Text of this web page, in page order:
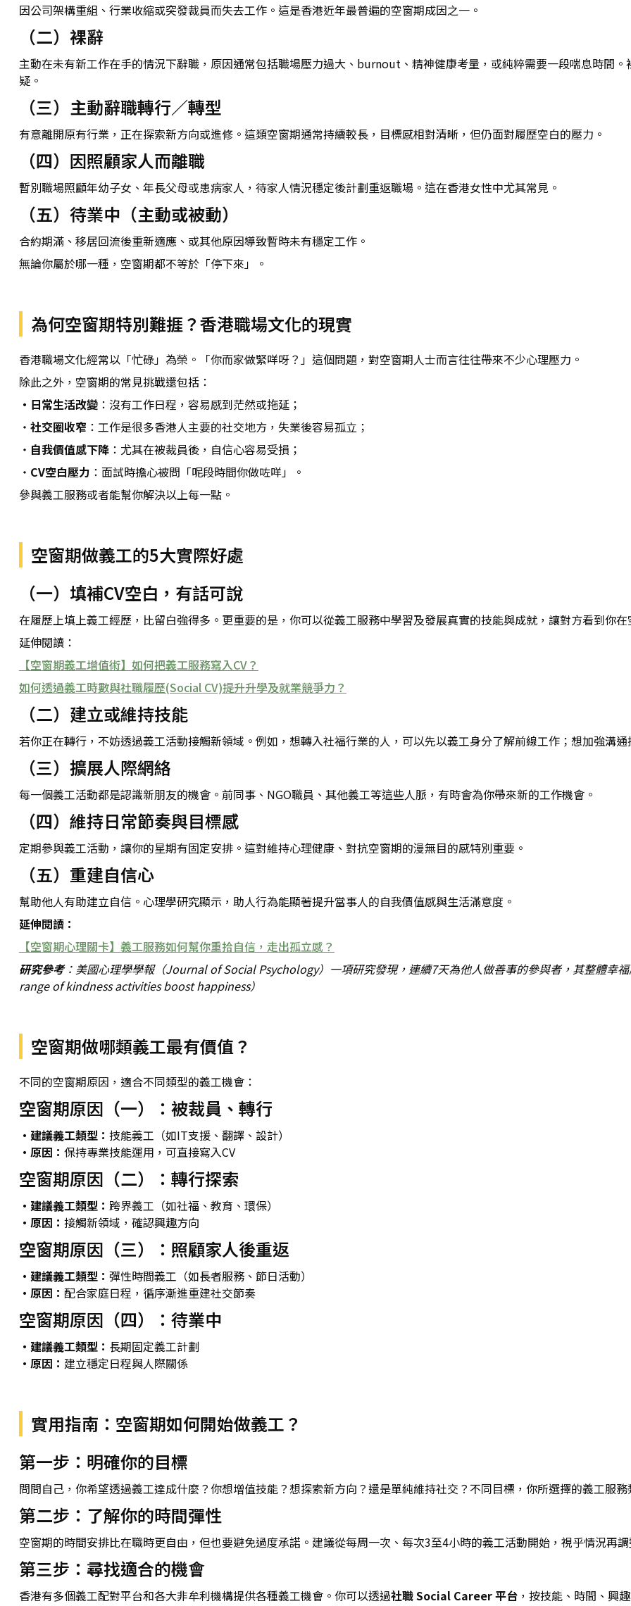
因公司架構重組、行業收縮或突發裁員而失去工作。這是香港近年最普遍的空窗期成因之一。
（二）裸辭
主動在未有新工作在手的情況下辭職，原因通常包括職場壓力過大、burnout、精神健康考量，或純粹需要一段喘息時間
疑。
（三）主動辭職轉行／轉型
有意離開原有行業，正在探索新方向或進修。這類空窗期通常持續較長，目標感相對清晰，但仍面對履歷空白的壓力。
（四）因照顧家人而離職
暫別職場照顧年幼子女、年長父母或患病家人，待家人情況穩定後計劃重返職場。這在香港女性中尤其常見。
（五）待業中（主動或被動）
合約期滿、移居回流後重新適應、或其他原因導致暫時未有穩定工作。
無論你屬於哪一種，空窗期都不等於「停下來」。
為何空窗期特別難捱？香港職場文化的現實
香港職場文化經常以「忙碌」為榮。「你而家做緊咩呀？」這個問題，對空窗期人士而言往往帶來不少心理壓力。
除此之外，空窗期的常見挑戰還包括：
・日常生活改變：沒有工作日程，容易感到茫然或拖延；
・ 社交圈收窄 ：工作是很多香港人主要的社交地方，失業後容易孤立；
・ 自我價值感下降：尤其在被裁員後，自信心容易受損；
・ CV空白壓力 ：面試時擔心被問「呢段時間你做咗咩」。
參與義工服務或者能幫你解決以上每一點。
空窗期做義工的5大實際好處
（一）填補CV空白，有話可說
在履歷上填上義工經歷，比留白強得多。更重要的是，你可以從義工服務中學習及發展真實的技能與成就，讓對方看到你
延伸閱讀：
【空窗期義工增值術】如何把義工服務寫入CV？
如何透過義工時數與社職履歷(Social CV)提升升學及就業競爭力？
（二）建立或維持技能
若你正在轉行，不妨透過義工活動接觸新領域。例如，想轉入社福行業的人，可以先以義工身分了解前線工作；想加強溝
（三）擴展人際網絡
每一個義工活動都是認識新朋友的機會。前同事、NGO職員、其他義工等這些人脈，有時會為你帶來新的工作機會。
（四）維持日常節奏與目標感
定期參與義工活動，讓你的星期有固定安排。這對維持心理健康、對抗空窗期的漫無目的感特別重要。
（五）重建自信心
幫助他人有助建立自信。心理學研究顯示，助人行為能顯著提升當事人的自我價值感與生活滿意度。
延伸閱讀：
【空窗期心理關卡】義工服務如何幫你重拾自信，走出孤立感？
研究參考：美國心理學學報（Journal of Social Psychology）一項研究發現，連續7天為他人做善事的參與者，其整體幸
range of kindness activities boost happiness）
空窗期做哪類義工最有價值？
不同的空窗期原因，適合不同類型的義工機會：
空窗期原因（一）：被裁員、轉行
・建議義工類型： 技能義工（如IT支援、翻譯、設計）
・原因： 保持專業技能運用，可直接寫入CV
空窗期原因（二）：轉行探索
・建議義工類型： 跨界義工（如社福、教育、環保）
・原因： 接觸新領域，確認興趣方向
空窗期原因（三）：照顧家人後重返
・建議義工類型： 彈性時間義工（如長者服務、節日活動）
・原因： 配合家庭日程，循序漸進重建社交節奏
空窗期原因（四）：待業中
・建議義工類型： 長期固定義工計劃
・原因： 建立穩定日程與人際關係
實用指南：空窗期如何開始做義工？
第一步：明確你的目標
問問自己，你希望透過義工達成什麼？你想增值技能？想探索新方向？還是單純維持社交？不同目標，你所選擇的義工服
第二步：了解你的時間彈性
空窗期的時間安排比在職時更自由，但也要避免過度承諾。建議從每周一次、每次3至4小時的義工活動開始，視乎情況再
第三步：尋找適合的機會
香港有多個義工配對平台和各大非牟利機構提供各種義工機會。你可以透過社職 Social Career 平台，按技能、時間、興